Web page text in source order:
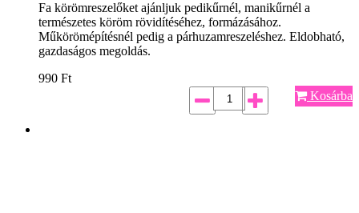
Fa körömreszelőket ajánljuk pedikűrnél, manikűrnél a
természetes köröm rövidítéséhez, formázásához.
Műkörömépítésnél pedig a párhuzamreszeléshez. Eldobható,
gazdaságos megoldás.
990 Ft
Kosárba